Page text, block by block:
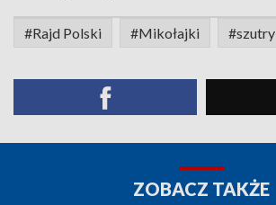
#Rajd Polski #Mikołajki #szutry
ZOBACZ TAKŻE